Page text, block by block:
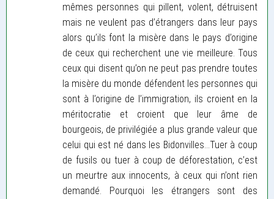
mêmes personnes qui pillent, volent, détruisent
mais ne veulent pas d’étrangers dans leur pays
alors qu’ils font la misère dans le pays d’origine
de ceux qui recherchent une vie meilleure. Tous
ceux qui disent qu’on ne peut pas prendre toutes
la misère du monde défendent les personnes qui
sont à l’origine de l’immigration, ils croient en la
méritocratie et croient que leur âme de
bourgeois, de privilégiée a plus grande valeur que
celui qui est né dans les Bidonvilles...Tuer à coup
de fusils ou tuer à coup de déforestation, c’est
un meurtre aux innocents, à ceux qui n’ont rien
demandé. Pourquoi les étrangers sont des